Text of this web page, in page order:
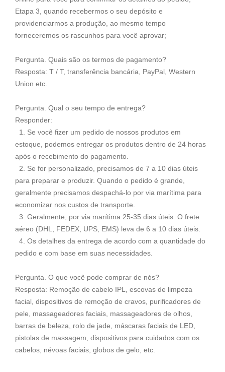
Etapa 3, quando recebermos o seu depósito e
providenciarmos a produção, ao mesmo tempo
forneceremos os rascunhos para você aprovar;
Pergunta. Quais são os termos de pagamento?
Resposta: T / T, transferência bancária, PayPal, Western
Union etc.
Pergunta. Qual o seu tempo de entrega?
Responder:
1. Se você fizer um pedido de nossos produtos em
estoque, podemos entregar os produtos dentro de 24 horas
após o recebimento do pagamento.
2. Se for personalizado, precisamos de 7 a 10 dias úteis
para preparar e produzir. Quando o pedido é grande,
geralmente precisamos despachá-lo por via marítima para
economizar nos custos de transporte.
3. Geralmente, por via marítima 25-35 dias úteis. O frete
aéreo (DHL, FEDEX, UPS, EMS) leva de 6 a 10 dias úteis.
4. Os detalhes da entrega de acordo com a quantidade do
pedido e com base em suas necessidades.
Pergunta. O que você pode comprar de nós?
Resposta: Remoção de cabelo IPL, escovas de limpeza
facial, dispositivos de remoção de cravos, purificadores de
pele, massageadores faciais, massageadores de olhos,
barras de beleza, rolo de jade, máscaras faciais de LED,
pistolas de massagem, dispositivos para cuidados com os
cabelos, névoas faciais, globos de gelo, etc.